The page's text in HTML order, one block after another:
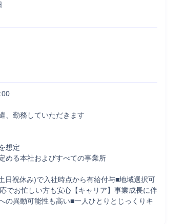
、勤務していただきます
想定
める本社およびすべての事業所
日祝休み)で入社時点から有給付与■地域選択可
でお忙しい方も安心【キャリア】事業成長に伴
の異動可能性も高い■一人ひとりとじっくりキ